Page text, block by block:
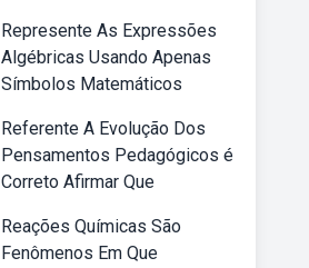
Represente As Expressões
Algébricas Usando Apenas
Símbolos Matemáticos
Referente A Evolução Dos
Pensamentos Pedagógicos é
Correto Afirmar Que
Reações Químicas São
Fenômenos Em Que